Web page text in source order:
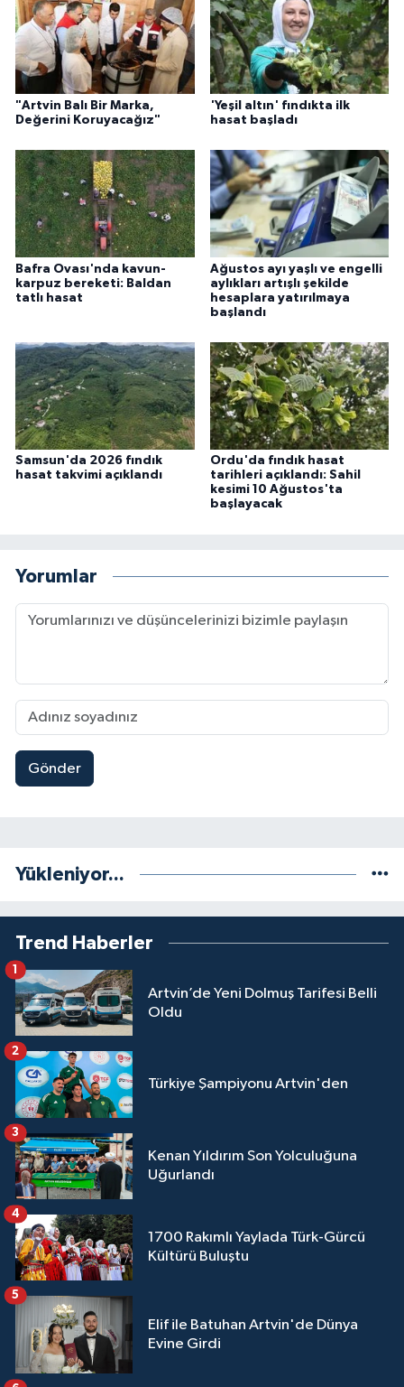
"Artvin Balı Bir Marka,
Değerini Koruyacağız"
'Yeşil altın' fındıkta ilk
hasat başladı
Bafra Ovası'nda kavun-
karpuz bereketi: Baldan
tatlı hasat
Ağustos ayı yaşlı ve engelli
aylıkları artışlı şekilde
hesaplara yatırılmaya
başlandı
Samsun'da 2026 fındık
hasat takvimi açıklandı
Ordu'da fındık hasat
tarihleri açıklandı: Sahil
kesimi 10 Ağustos'ta
başlayacak
Yorumlar
Gönder
Yükleniyor...
Trend Haberler
Artvin’de Yeni Dolmuş Tarifesi Belli
Oldu
1
Türkiye Şampiyonu Artvin'den
2
Kenan Yıldırım Son Yolculuğuna
Uğurlandı
3
1700 Rakımlı Yaylada Türk-Gürcü
Kültürü Buluştu
4
Elif ile Batuhan Artvin'de Dünya
Evine Girdi
5